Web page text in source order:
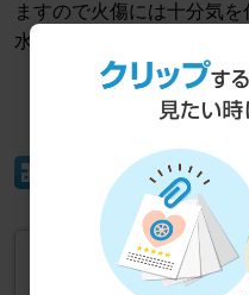
ますので火傷には十分気
水の処理は必ず正しい方法
フロントスプロケット
2026年7月19日